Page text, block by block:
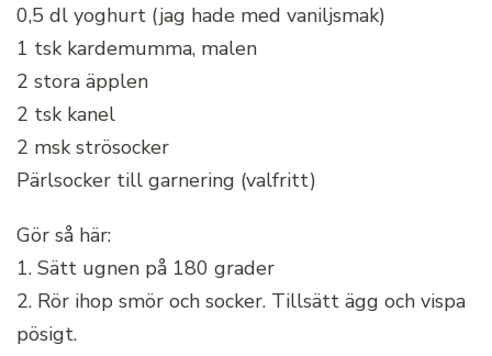
0,5 dl yoghurt (jag hade med vaniljsmak)
1 tsk kardemumma, malen
2 stora äpplen
2 tsk kanel
2 msk strösocker
Pärlsocker till garnering (valfritt)
Gör så här:
1. Sätt ugnen på 180 grader
2. Rör ihop smör och socker. Tillsätt ägg och vispa
pösigt.